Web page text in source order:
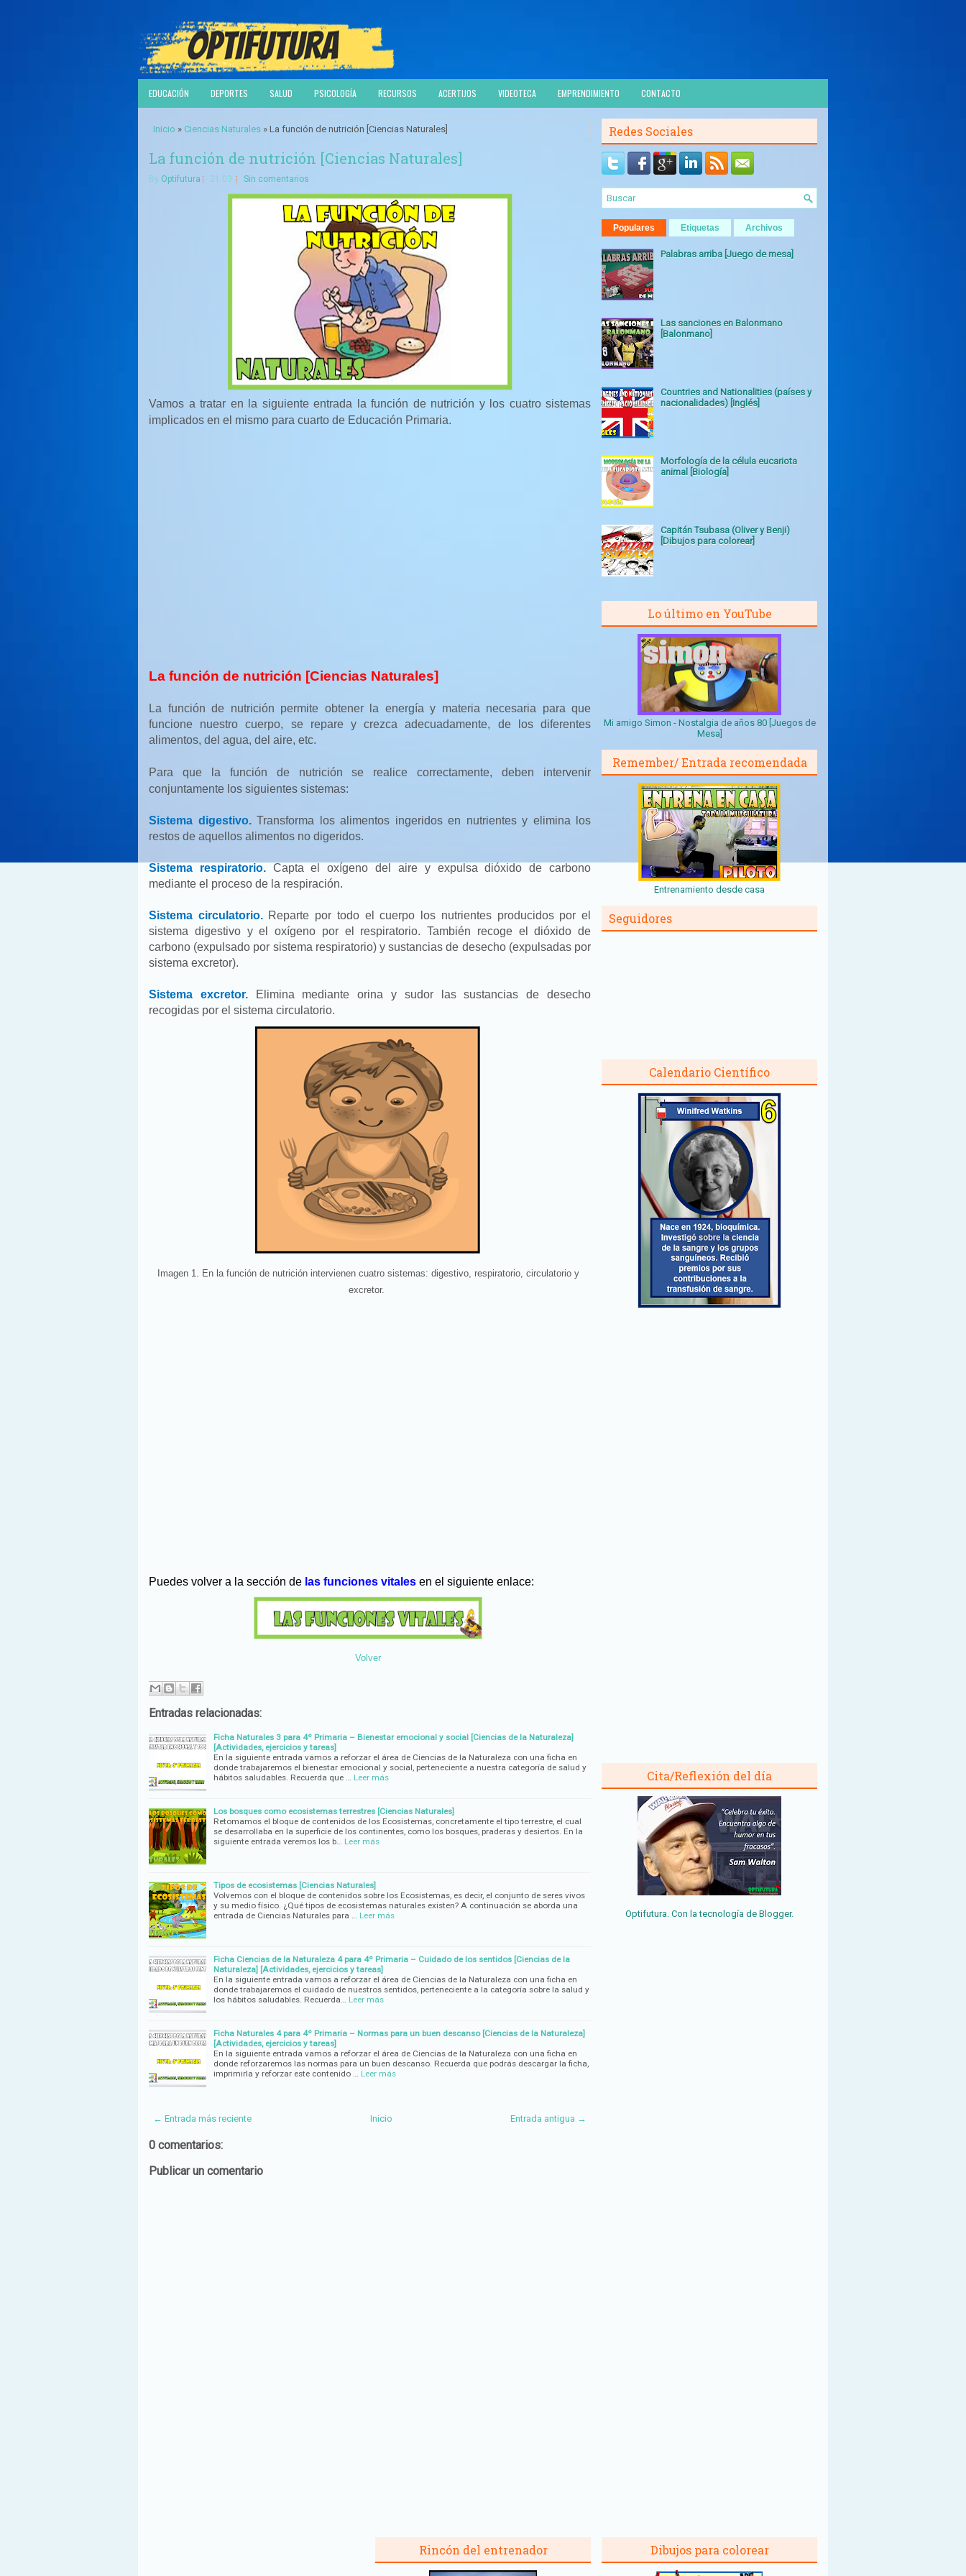
EDUCACIÓN DEPORTES SALUD PSICOLOGÍA RECURSOS ACERTIJOS VIDEOTECA EMPRENDIMIENTO CONTACTO
Inicio » Ciencias Naturales » La función de nutrición [Ciencias Naturales]
La función de nutrición [Ciencias Naturales]
By Optifutura 21:03 Sin comentarios
Vamos a tratar en la siguiente entrada la función de nutrición y los cuatro sistemas
implicados en el mismo para cuarto de Educación Primaria.
La función de nutrición [Ciencias Naturales]
La función de nutrición permite obtener la energía y materia necesaria para que
funcione nuestro cuerpo, se repare y crezca adecuadamente, de los diferentes
alimentos, del agua, del aire, etc.
Para que la función de nutrición se realice correctamente, deben intervenir
conjuntamente los siguientes sistemas:
Sistema digestivo.Transforma los alimentos ingeridos en nutrientes y elimina los
restos de aquellos alimentos no digeridos.
Sistema respiratorio.Capta el oxígeno del aire y expulsa dióxido de carbono
mediante el proceso de la respiración.
Sistema circulatorio.Reparte por todo el cuerpo los nutrientes producidos por el
sistema digestivo y el oxígeno por el respiratorio. También recoge el dióxido de
carbono (expulsado por sistema respiratorio) y sustancias de desecho (expulsadas por
sistema excretor).
Sistema excretor.Elimina mediante orina y sudor las sustancias de desecho
recogidas por el sistema circulatorio.
Imagen 1. En la función de nutrición intervienen cuatro sistemas: digestivo, respiratorio, circulatorio y
excretor.
Puedes volver a la sección de las funciones vitales en el siguiente enlace:
Volver
Entradas relacionadas:
Ficha Naturales 3 para 4º Primaria – Bienestar emocional y social [Ciencias de la Naturaleza]
[Actividades, ejercicios y tareas]
En la siguiente entrada vamos a reforzar el área de Ciencias de la Naturaleza con una ficha en
donde trabajaremos el bienestar emocional y social, perteneciente a nuestra categoría de salud y
hábitos saludables. Recuerda que …
Leer más
Los bosques como ecosistemas terrestres [Ciencias Naturales]
Retomamos el bloque de contenidos de los Ecosistemas, concretamente el tipo terrestre, el cual
se desarrollaba en la superficie de los continentes, como los bosques, praderas y desiertos. En la
siguiente entrada veremos los b…
Leer más
Tipos de ecosistemas [Ciencias Naturales]
Volvemos con el bloque de contenidos sobre los Ecosistemas, es decir, el conjunto de seres vivos
y su medio físico. ¿Qué tipos de ecosistemas naturales existen? A continuación se aborda una
entrada de Ciencias Naturales para …
Leer más
Ficha Ciencias de la Naturaleza 4 para 4º Primaria – Cuidado de los sentidos [Ciencias de la
Naturaleza] [Actividades, ejercicios y tareas]
En la siguiente entrada vamos a reforzar el área de Ciencias de la Naturaleza con una ficha en
donde trabajaremos el cuidado de nuestros sentidos, perteneciente a la categoría sobre la salud y
los hábitos saludables. Recuerda…
Leer más
Ficha Naturales 4 para 4º Primaria – Normas para un buen descanso [Ciencias de la Naturaleza]
[Actividades, ejercicios y tareas]
En la siguiente entrada vamos a reforzar el área de Ciencias de la Naturaleza con una ficha en
donde reforzaremos las normas para un buen descanso. Recuerda que podrás descargar la ficha,
imprimirla y reforzar este contenido …
Leer más
← Entrada más reciente Entrada antigua →
Inicio
0 comentarios:
Publicar un comentario
Redes Sociales
Populares Etiquetas Archivos
Palabras arriba [Juego de mesa]
Las sanciones en Balonmano
[Balonmano]
Countries and Nationalities (países y
nacionalidades) [Inglés]
Morfología de la célula eucariota
animal [Biología]
Capitán Tsubasa (Oliver y Benji)
[Dibujos para colorear]
Lo último en YouTube
Mi amigo Simon - Nostalgia de años 80 [Juegos de
Mesa]
Remember/ Entrada recomendada
Entrenamiento desde casa
Seguidores
Calendario Científico
Cita/Reflexión del día
Optifutura. Con la tecnología de Blogger.
Rincón del entrenador Dibujos para colorear